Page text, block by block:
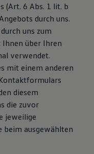
(Art. 6 Abs. 1 lit. b
durch uns.
uns zum
über Ihren
verwendet.
mit einem anderen
diesem
die zuvor
jeweilige
beim ausgewählten